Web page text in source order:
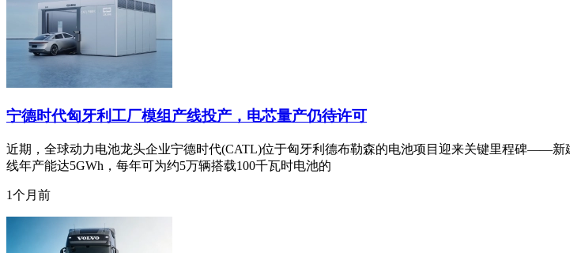
宁德时代匈牙利工厂模组产线投产，电芯量产仍待许可
近期，全球动力电池龙头企业宁德时代(CATL)位于匈牙利德布勒森的电池项目迎来关键里程碑——
线年产能达5GWh，每年可为约5万辆搭载100千瓦时电池的
1个月前